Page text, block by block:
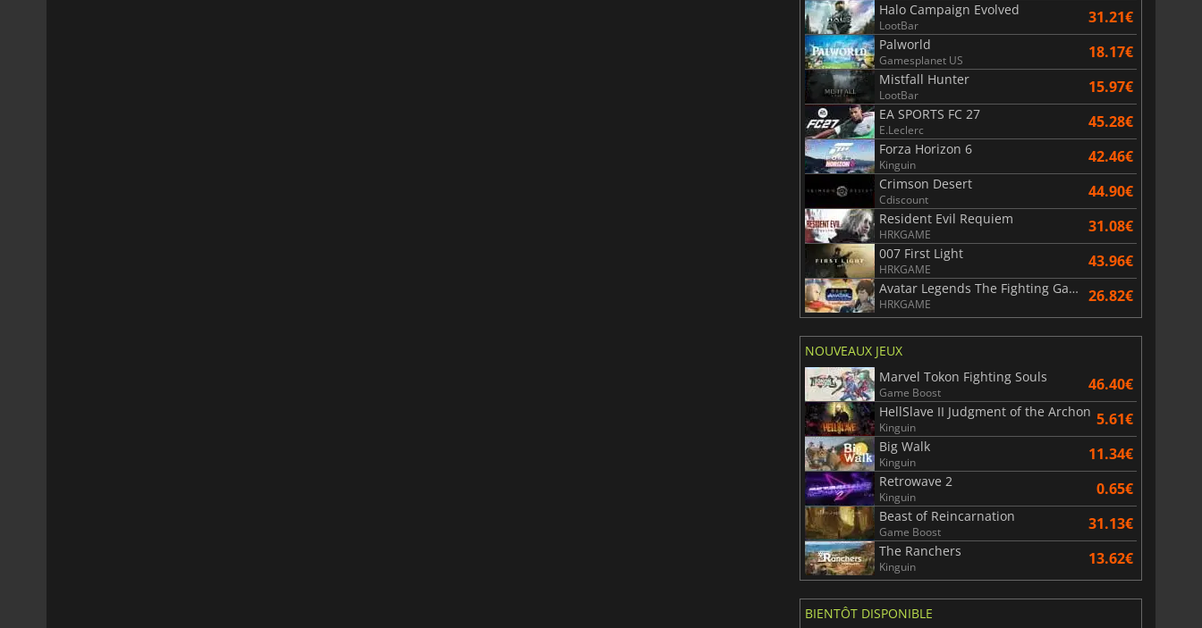
Halo Campaign Evolved
LootBar 31.21€
Palworld
Gamesplanet US 18.17€
Mistfall Hunter
LootBar 15.97€
EA SPORTS FC 27
E.Leclerc 45.28€
Forza Horizon 6
Kinguin 42.46€
Crimson Desert
Cdiscount 44.90€
Resident Evil Requiem
HRKGAME 31.08€
007 First Light
HRKGAME 43.96€
Avatar Legends The Fighting Game
HRKGAME 26.82€
NOUVEAUX JEUX
Marvel Tokon Fighting Souls
Game Boost 46.40€
HellSlave II Judgment of the Archon
Kinguin 5.61€
Big Walk
Kinguin 11.34€
Retrowave 2
Kinguin 0.65€
Beast of Reincarnation
Game Boost 31.13€
The Ranchers
Kinguin 13.62€
BIENTÔT DISPONIBLE